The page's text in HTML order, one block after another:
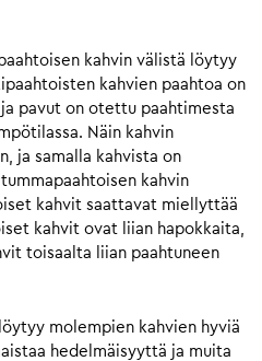
kahvin välistä löytyy
kahvien paahtoa on
pavut on otettu paahtimesta
Näin kahvin
ja samalla kahvista on
kahvin
kahvit saattavat miellyttää
kahvit ovat liian hapokkaita,
toisaalta liian paahtuneen
molempien kahvien hyviä
hedelmäisyyttä ja muita